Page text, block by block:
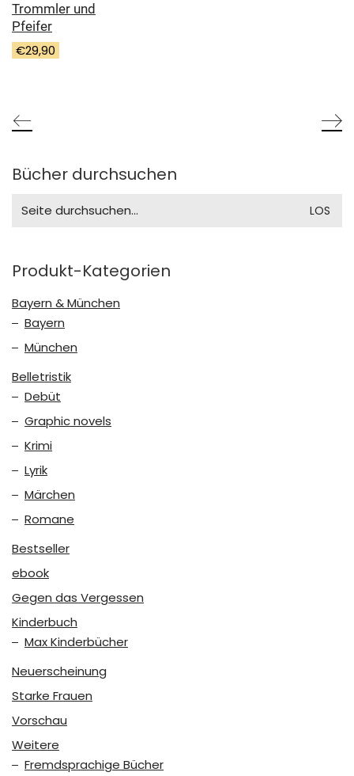
Trommler und
Pfeifer
€29,90
Bücher durchsuchen
for:
Produkt-Kategorien
Bayern & München
Bayern
München
Belletristik
Debüt
Graphic novels
Krimi
Lyrik
Märchen
Romane
Bestseller
ebook
Gegen das Vergessen
Kinderbuch
Max Kinderbücher
Neuerscheinung
Starke Frauen
Vorschau
Weitere
Fremdsprachige Bücher